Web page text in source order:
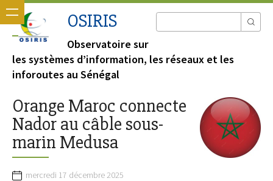
OSIRIS
Observatoire sur
les systèmes d’information, les réseaux et les
inforoutes au Sénégal
Orange Maroc connecte
Nador au câble sous-
marin Medusa
mercredi 17 décembre 2025